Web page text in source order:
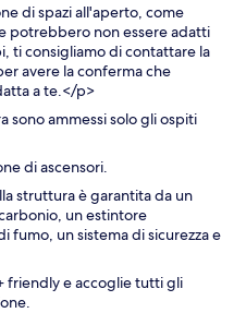
di spazi all'aperto, come
potrebbero non essere adatti
ti consigliamo di contattare la
avere la conferma che
a te.</p>
sono ammessi solo gli ospiti
di ascensori.
struttura è garantita da un
un estintore
fumo, un sistema di sicurezza e
friendly e accoglie tutti gli